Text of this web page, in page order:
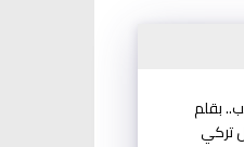
بقلم
تركي